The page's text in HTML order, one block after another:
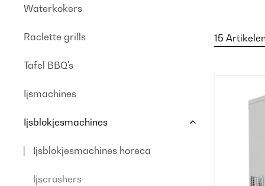
Waterkokers
Raclette grills
Tafel BBQ's
Ijsmachines
Ijsblokjesmachines
Ijsblokjesmachines horeca
Ijscrushers
15